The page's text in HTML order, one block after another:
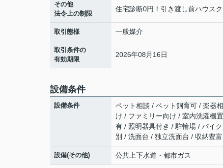
その他
法令上の制限
住宅診断0円！引き渡し前ハウスク
取引態様 一般媒介
取引条件の
有効期限
2026年08月16日
設備条件
設備条件
ペット相談 / ペット飼育可 / 楽器
け / ファミリー向け / 室内洗濯機
有 / 照明器具付き / 駐輪場 / バイ
別 / 洗面台 / 独立洗面台 / 収納豊富
設備(その他) 公共上下水道・都市ガス